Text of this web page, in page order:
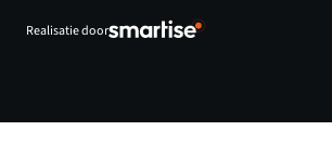
Realisatie door